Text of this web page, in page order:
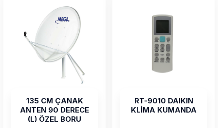
135 CM ÇANAK
ANTEN 90 DERECE
(L) ÖZEL BORU
RT-9010 DAIKIN
KLİMA KUMANDA